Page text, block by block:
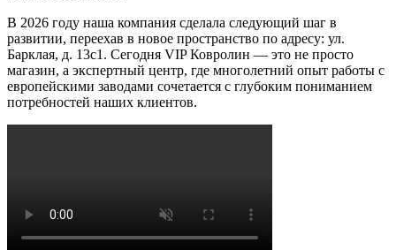
В 2026 году наша компания сделала следующий шаг в
развитии, переехав в новое пространство по адресу: ул.
Барклая, д. 13с1. Сегодня VIP Ковролин — это не просто
магазин, а экспертный центр, где многолетний опыт работы с
европейскими заводами сочетается с глубоким пониманием
потребностей наших клиентов.